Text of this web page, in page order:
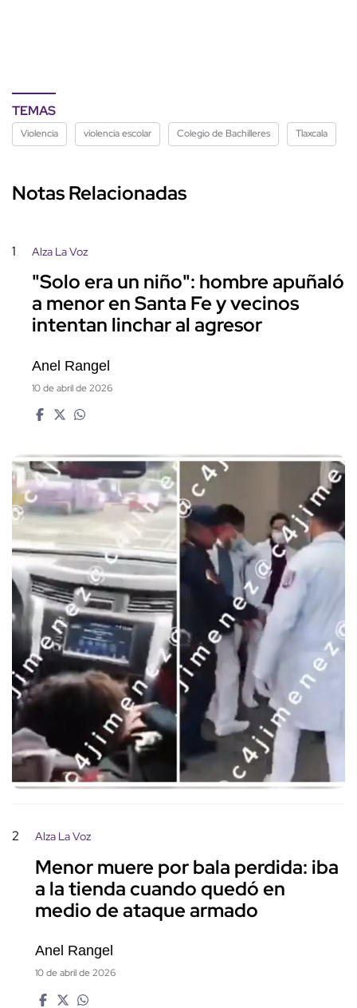
TEMAS
Violencia violencia escolar Colegio de Bachilleres Tlaxcala
Notas Relacionadas
1 Alza La Voz
"Solo era un niño": hombre apuñaló
a menor en Santa Fe y vecinos
intentan linchar al agresor
Anel Rangel
10 de abril de 2026
2 Alza La Voz
Menor muere por bala perdida: iba
a la tienda cuando quedó en
medio de ataque armado
Anel Rangel
10 de abril de 2026